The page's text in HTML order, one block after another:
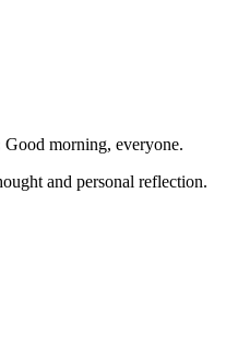
Good morning, everyone.
and personal reflection.